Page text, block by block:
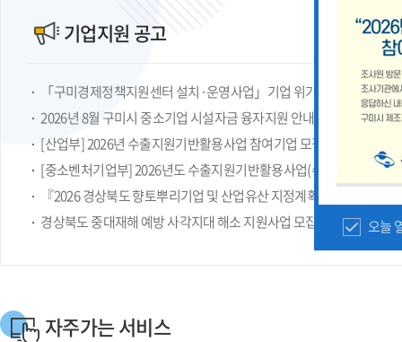
오늘
기업지원 공고
2026년 8월 구미시 중소기업 시설자금 융자지원 안내
『2026 경상북도 향토뿌리기업 및 산업유산 지정계획』 공고
경상북도 중대재해 예방 사각지대 해소 지원사업 모집공고
자주가는 서비스